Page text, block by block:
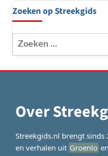
Zoeken op Streekgids
Zoeken
naar:
Over
Streekgids.nl brengt
en verhalen uit Groenlo